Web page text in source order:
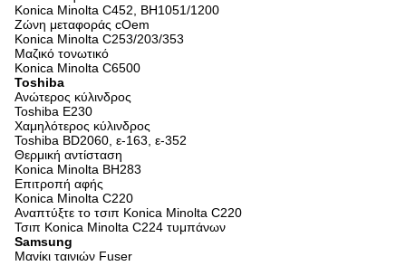
Konica Minolta C452, BH1051/1200
Ζώνη μεταφοράς cOem
Konica Minolta C253/203/353
Μαζικό τονωτικό
Konica Minolta C6500
Toshiba
Ανώτερος κύλινδρος
Toshiba E230
Χαμηλότερος κύλινδρος
Toshiba BD2060, ε-163, ε-352
Θερμική αντίσταση
Konica Minolta BH283
Επιτροπή αφής
Konica Minolta C220
Αναπτύξτε το τσιπ Konica Minolta C220
Τσιπ Konica Minolta C224 τυμπάνων
Samsung
Μανίκι ταινιών Fuser